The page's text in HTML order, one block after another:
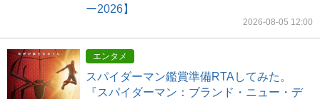
ー2026】
2026-08-05 12:00
エンタメ
スパイダーマン鑑賞準備RTAしてみた。
『スパイダーマン：ブランド・ニュー・デ